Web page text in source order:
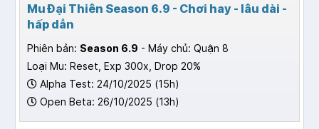
Mu Đại Thiên Season 6.9 - Chơi hay - lâu dài -
hấp dẫn
Phiên bản: Season 6.9 - Máy chủ: Quận 8
Loại Mu: Reset, Exp 300x, Drop 20%
Alpha Test: 24/10/2025 (15h)
Open Beta: 26/10/2025 (13h)